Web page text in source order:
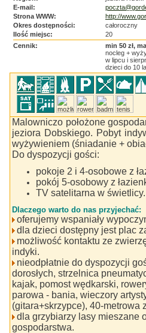
E-mail:
Strona WWW:
http://
Okres dostępności:
całoroczny
Ilość miejsc:
20
Cennik:
min 50 zł,
nocleg +
w lipcu i
dzieci do 10
Malowniczo położone
jeziora Dobskiego. Pobyt
wyżywieniem (śniadanie +
Do dyspozycji gości:
pokoje 2 i 4-osobowe z
pokój 5-osobowy z
TV satelitarna w świetlicy.
Dlaczego warto do nas przyjechać:
oferujemy wspaniały
dla dzieci dostępny jest plac
możliwość kontaktu ze
indyki.
nieodpłatnie do dyspozycji
dorosłych, strzelnica
kajak, pomost wędkarski,
parowa - bania, wieczory
(gitara+skrzypce), 40-metrowa
dla grzybiarzy lasy mieszane
gospodarstwa.